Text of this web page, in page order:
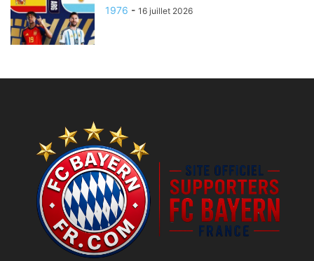
1976 - 16 juillet 2026